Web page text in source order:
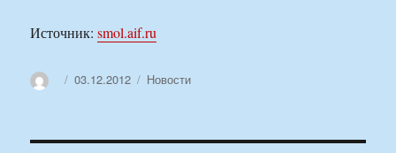
Источник:smol.aif.ru
АвторОпубликовано
03.12.2012 Рубрики
Новости